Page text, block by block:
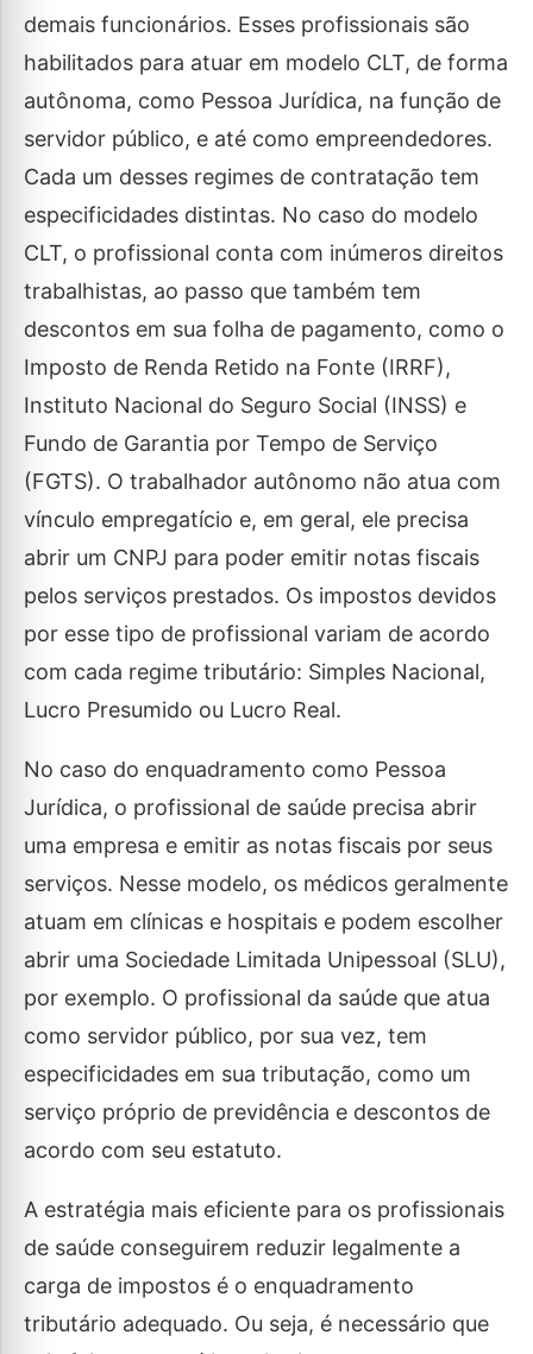
demais funcionários. Esses profissionais são
habilitados para atuar em modelo CLT, de forma
autônoma, como Pessoa Jurídica, na função de
servidor público, e até como empreendedores.
Cada um desses regimes de contratação tem
especificidades distintas. No caso do modelo
CLT, o profissional conta com inúmeros direitos
trabalhistas, ao passo que também tem
descontos em sua folha de pagamento, como o
Imposto de Renda Retido na Fonte (IRRF),
Instituto Nacional do Seguro Social (INSS) e
Fundo de Garantia por Tempo de Serviço
(FGTS). O trabalhador autônomo não atua com
vínculo empregatício e, em geral, ele precisa
abrir um CNPJ para poder emitir notas fiscais
pelos serviços prestados. Os impostos devidos
por esse tipo de profissional variam de acordo
com cada regime tributário: Simples Nacional,
Lucro Presumido ou Lucro Real.
No caso do enquadramento como Pessoa
Jurídica, o profissional de saúde precisa abrir
uma empresa e emitir as notas fiscais por seus
serviços. Nesse modelo, os médicos geralmente
atuam em clínicas e hospitais e podem escolher
abrir uma Sociedade Limitada Unipessoal (SLU),
por exemplo. O profissional da saúde que atua
como servidor público, por sua vez, tem
especificidades em sua tributação, como um
serviço próprio de previdência e descontos de
acordo com seu estatuto.
A estratégia mais eficiente para os profissionais
de saúde conseguirem reduzir legalmente a
carga de impostos é o enquadramento
tributário adequado. Ou seja, é necessário que